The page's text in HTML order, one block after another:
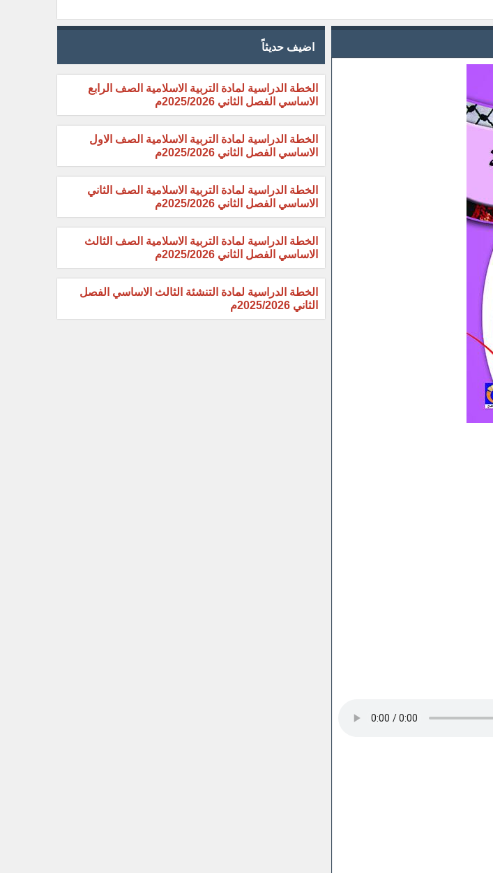
اضيف حديثاً
الخطة الدراسية لمادة التربية الاسلامية الصف الرابع
الاساسي الفصل الثاني 2025/2026م
الخطة الدراسية لمادة التربية الاسلامية الصف الاول
الاساسي الفصل الثاني 2025/2026م
الخطة الدراسية لمادة التربية الاسلامية الصف الثاني
الاساسي الفصل الثاني 2025/2026م
الخطة الدراسية لمادة التربية الاسلامية الصف الثالث
الاساسي الفصل الثاني 2025/2026م
الخطة الدراسية لمادة التنشئة الثالث الاساسي الفصل
الثاني 2025/2026م